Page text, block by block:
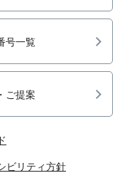
号一覧
ご提案
ビリティ方針